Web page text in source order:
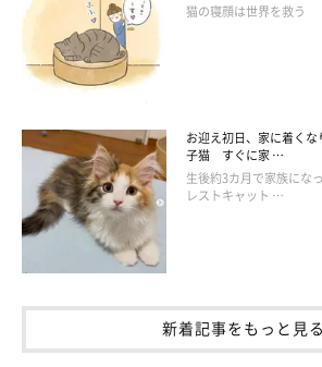
2才半頃のレオナルドくん
@SShigebon
くソファの下に隠れている様子を写したも
猫の頃に比べると体が大きくなり、おとな
いますね。
飼い主さん：
旺盛で元気いっぱい動き回っていて、小さ
込んでしまうので2才頃まではあちこちに
猫の寝顔は世界を救う
お迎え初日、家に着く
子猫 すぐに家 …
生後約3カ月で家族にな
レストキャット …
新着記事をもっと見る